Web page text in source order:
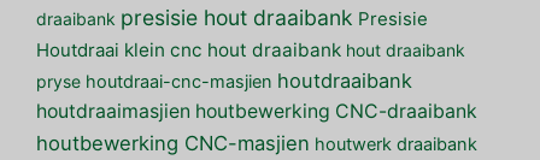
draaibank presisie hout draaibank Presisie
Houtdraai klein cnc hout draaibank hout draaibank
pryse houtdraai-cnc-masjien houtdraaibank
houtdraaimasjien houtbewerking CNC-draaibank
houtbewerking CNC-masjien houtwerk draaibank